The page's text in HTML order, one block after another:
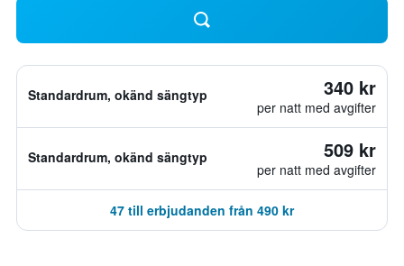
Standardrum, okänd sängtyp 340 kr
per natt med avgifter
Standardrum, okänd sängtyp 509 kr
per natt med avgifter
47 till erbjudanden från 490 kr